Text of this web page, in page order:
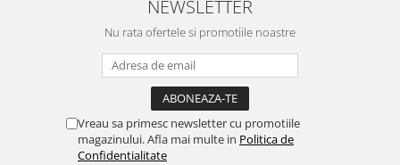
NEWSLETTER
Nu rata ofertele si promotiile noastre
Vreau sa primesc newsletter cu promotiile
magazinului. Afla mai multe in Politica de
Confidentialitate